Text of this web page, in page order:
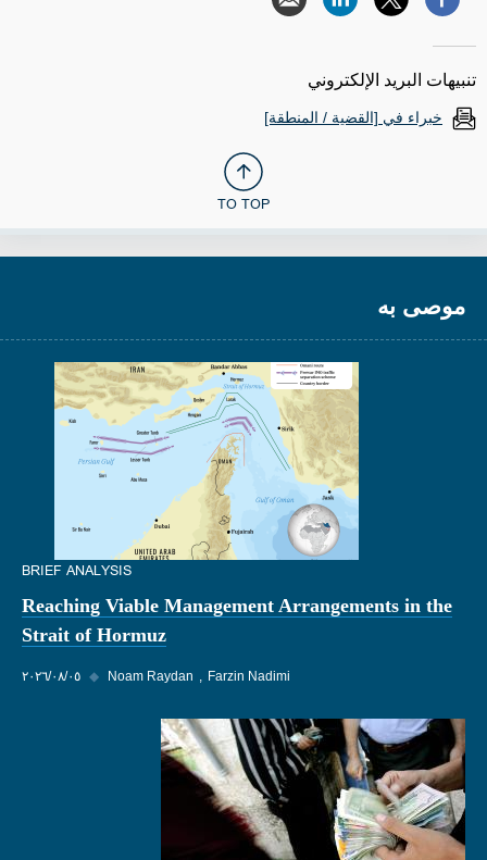
تنبيهات البريد الإلكتروني
خبراء في [القضية / المنطقة]
TO TOP
موصى به
BRIEF ANALYSIS
Reaching Viable Management Arrangements in the
Strait of Hormuz
٠٥‏/٠٨‏/٢٠٢٦ ◆ Noam Raydan Farzin Nadimi